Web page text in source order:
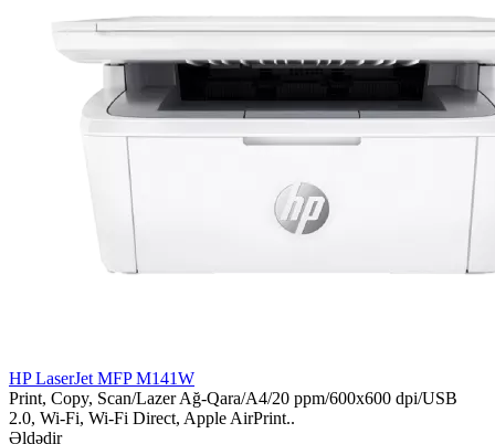
HP LaserJet MFP M141W
Print, Copy, Scan/Lazer Ağ-Qara/A4/20 ppm/600x600 dpi/USB
2.0, Wi-Fi, Wi-Fi Direct, Apple AirPrint..
Əldədir